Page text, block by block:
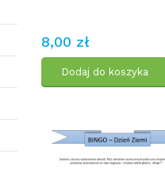
8,00 zł
Dodaj do koszyka